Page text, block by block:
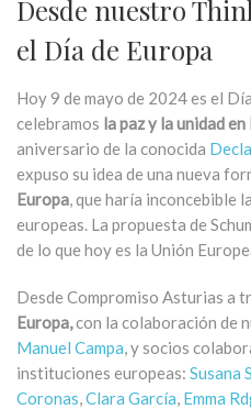
Desde nuestro
el Día de Europa
Hoy 9 de mayo de 2024 es el
celebramos la paz y la unidad
aniversario de la conocida
expuso su idea de una nueva
Europa, que haría inconcebible
europeas. La propuesta de
de lo que hoy es la Unión
Desde Compromiso Asturias a
Europa,con la colaboración de
Manuel Campa, y socios
instituciones europeas: Susana
Coronas,Clara García, Emma